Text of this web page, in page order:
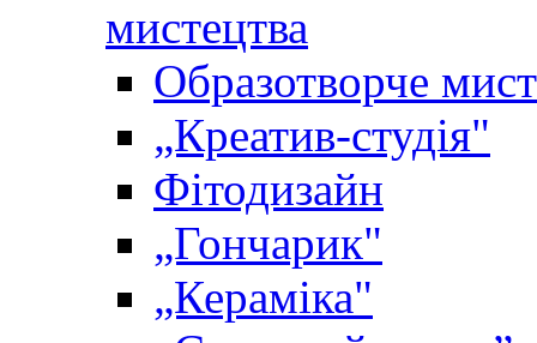
мистецтва
Образотворче
„Креатив-студія"
Фітодизайн
„Гончарик"
„Кераміка"